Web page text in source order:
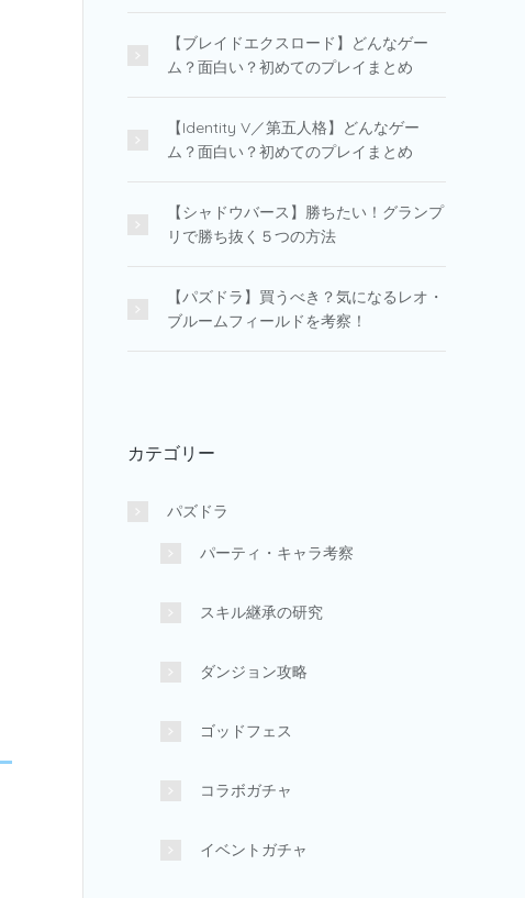
【ブレイドエクスロード】どんなゲー
ム？面白い？初めてのプレイまとめ
【Identity V／第五人格】どんなゲー
ム？面白い？初めてのプレイまとめ
【シャドウバース】勝ちたい！グランプ
リで勝ち抜く５つの方法
【パズドラ】買うべき？気になるレオ・
ブルームフィールドを考察！
カテゴリー
パズドラ
パーティ・キャラ考察
スキル継承の研究
ダンジョン攻略
ゴッドフェス
コラボガチャ
イベントガチャ